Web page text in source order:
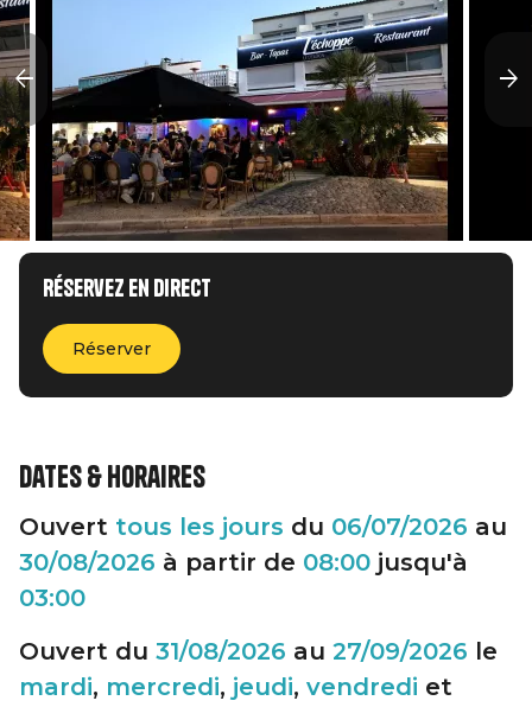
Réservez en direct
Réserver
Dates & horaires
Ouvert tous les jours du 06/07/2026 au
30/08/2026 à partir de 08:00 jusqu'à
03:00
Ouvert du 31/08/2026 au 27/09/2026 le
mardi, mercredi, jeudi, vendredi et